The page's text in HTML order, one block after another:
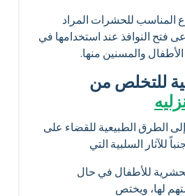
المناسب للحشرات المراد
فتح النوافذ عند استخدامها في
والمسنين منها.
للتخلص من
الطرق الطبيعية للقضاء على
للآثار السلبية التي
للأطفال في حال
لها، ويختص